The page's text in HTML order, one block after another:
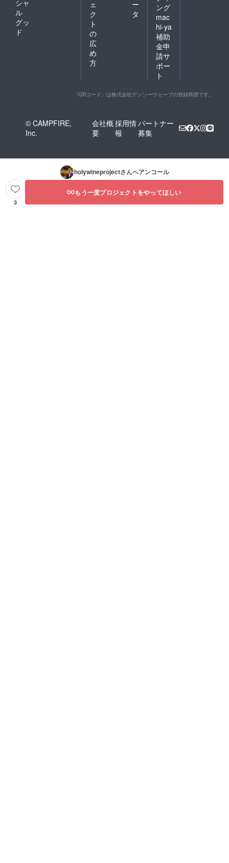
シャ
ル
グッ
ド
ェ
ク
ト
の
広
め
方
ー
タ
ング
mac
hi-ya
補助
金申
請サ
ポー
ト
「QRコード」は株式会社デンソーウェーブの登録商標です。
© CAMPFIRE,
Inc.
会社概
要
採用情
報
パートナー
募集
holywineprojectさんへアンコール
3
もう一度プロジェクトをやってほしい